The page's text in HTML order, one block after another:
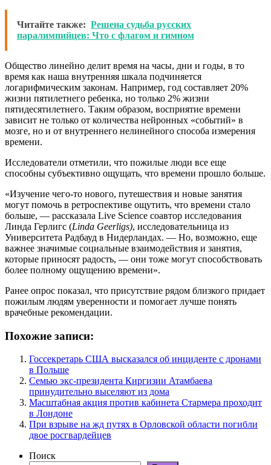
Читайте также: Решена судьба русских
паралимпийцев: Что с флагом и гимном
Общество линейно делит время на часы, дни и годы, в то
время как наша внутренняя шкала подчиняется
логарифмическим законам. Например, год составляет 20%
жизни пятилетнего ребенка, но только 2% жизни
пятидесятилетнего. Таким образом, восприятие времени
зависит не только от количества нейронных «событий» в
мозге, но и от внутреннего нелинейного способа измерения
времени.
Исследователи отметили, что пожилые люди все еще
способны субъективно ощущать, что времени прошло больше.
«Изучение чего-то нового, путешествия и новые занятия
могут помочь в ретроспективе ощутить, что времени стало
больше, — рассказала Live Science соавтор исследования
Линда Герлигс (Linda Geerligs), исследовательница из
Университета Радбауд в Нидерландах. — Но, возможно, еще
важнее значимые социальные взаимодействия и занятия,
которые приносят радость, — они тоже могут способствовать
более полному ощущению времени».
Ранее опрос показал, что присутствие рядом близкого придает
пожилым людям уверенности и помогает лучше понять
врачебные рекомендации.
Похожие записи:
Госсекретарь США высказался об инциденте с дронами
в Польше
Семью экс-президента Киргизии Атамбаева
принудительно выселяют из дома
Масштабная акция против кабинета Стармера проходит
в Лондоне
При взрыве на жд путях в Орловской области погибли
двое росгвардейцев
Поиск